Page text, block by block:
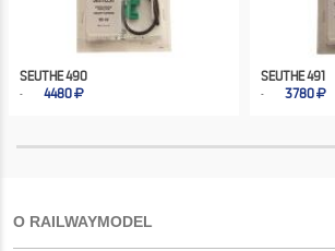
SEUTHE 490
4480
SEUTHE 491
3780
О RAILWAYMODEL